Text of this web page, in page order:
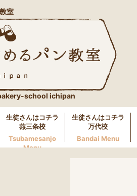
室
school ichipan
生徒さんはコチラ
燕三条校
Tsubamesanjo
Menu
生徒さんはコチラ
万代校
Bandai Menu